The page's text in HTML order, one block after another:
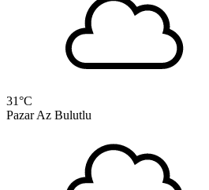
31°C
Pazar Az Bulutlu